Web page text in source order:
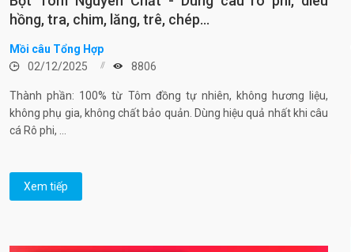
hồng, tra, chim, lăng, trê, chép...
Mồi câu Tổng Hợp
02/12/2025
8806
Thành phần: 100% từ Tôm đồng tự nhiên, không hương liệu,
không phụ gia, không chất bảo quản. Dùng hiệu quả nhất khi câu
cá Rô phi, ...
Xem tiếp